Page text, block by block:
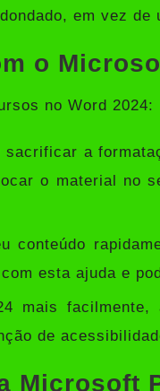
em vez de
o
no Word 2024:
a
o material no
conteúdo
esta ajuda e
mais
de
Microsoft